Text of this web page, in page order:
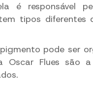
é responsável
tipos diferentes
pode ser
Flues são